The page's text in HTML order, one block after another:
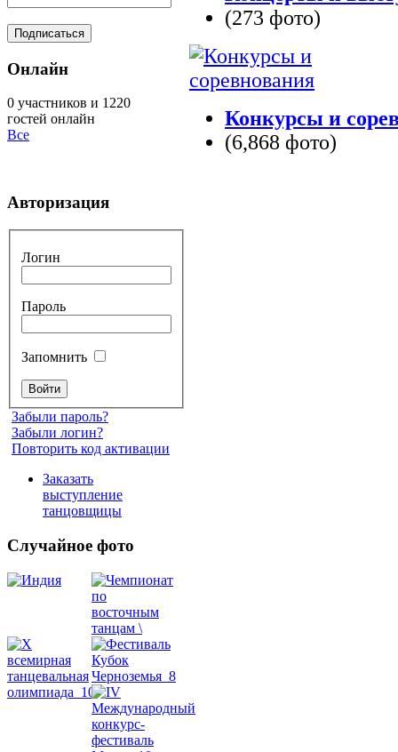
(273 фото)
Конкурсы и
(6,868 фото)
Онлайн
0 участников и 1220
гостей онлайн
Все
Авторизация
Логин
Пароль
Запомнить
Забыли пароль?
Забыли логин?
Повторить код активации
Заказать
выступление
танцовщицы
Случайное фото
Dance